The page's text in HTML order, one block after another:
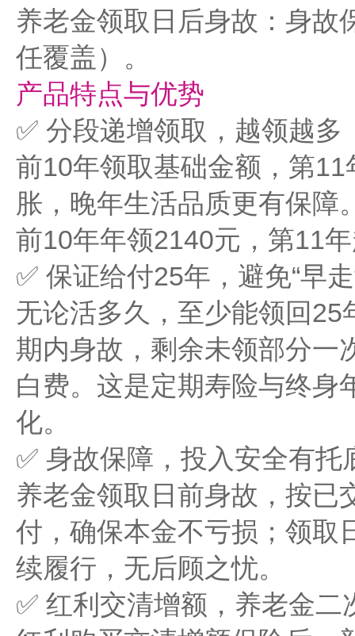
养老金领取日后身故：身故
任覆盖）。
产品特点与优势
✅ 分段递增领取，越领越多
前10年领取基础金额，第
胀，晚年生活品质更有保障
前10年年领2140元，第11
✅ 保证给付25年，避免“早
无论活多久，至少能领回
期内身故，剩余未领部分一
白费。这是定期寿险与终身
化。
✅ 身故保障，投入安全有托
养老金领取日前身故，按已
付，确保本金不亏损；领取
续履行，无后顾之忧。
✅ 红利交清增额，养老金二